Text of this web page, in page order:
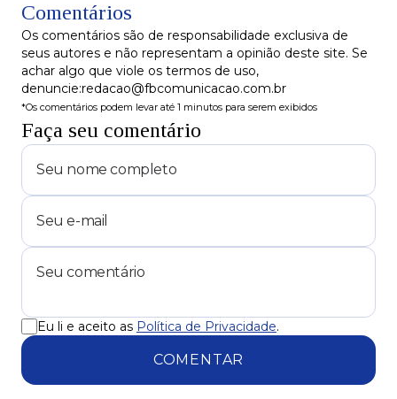
Comentários
Os comentários são de responsabilidade exclusiva de
seus autores e não representam a opinião deste site. Se
achar algo que viole os termos de uso,
denuncie:redacao@fbcomunicacao.com.br
*Os comentários podem levar até 1 minutos para serem exibidos
Faça seu comentário
Eu li e aceito as Política de Privacidade.
COMENTAR